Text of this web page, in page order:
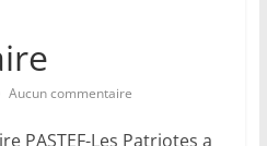
Aucun commentaire
PASTEF-Les Patriotes a